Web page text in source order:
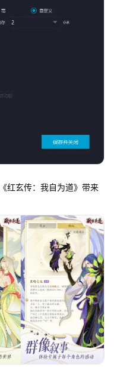
玄传：我自为道》带来